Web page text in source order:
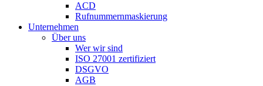
ACD
Rufnummernmaskierung
Unternehmen
Über uns
Wer wir sind
ISO 27001 zertifiziert
DSGVO
AGB